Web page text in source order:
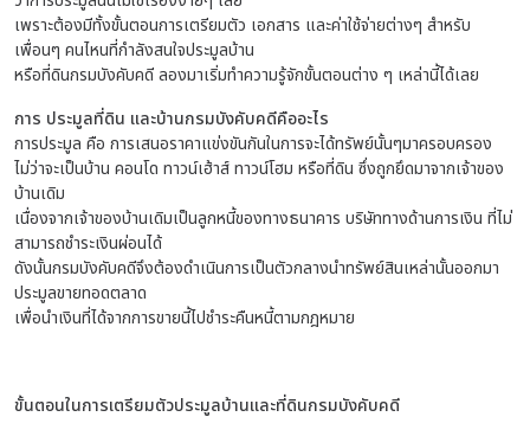
เพราะต้องมีทั้งขั้นตอนการเตรียมตัว เอกสาร และค่าใช้จ่ายต่างๆ สำหรับ
เพื่อนๆ คนไหนที่กำลังสนใจประมูลบ้าน
หรือที่ดินกรมบังคับคดี ลองมาเริ่มทำความรู้จักขั้นตอนต่าง ๆ เหล่านี้ได้เลย
การ ประมูลที่ดิน และบ้านกรมบังคับคดีคืออะไร
การประมูล คือ การเสนอราคาแข่งขันกันในการจะได้ทรัพย์นั้นๆมาครอบครอง
ไม่ว่าจะเป็นบ้าน คอนโด ทาวน์เฮ้าส์ ทาวน์โฮม หรือที่ดิน ซึ่งถูกยึดมาจากเจ้าของ
บ้านเดิม
เนื่องจากเจ้าของบ้านเดิมเป็นลูกหนี้ของทางธนาคาร บริษัททางด้านการเงิน ที่ไม่
สามารถชำระเงินผ่อนได้
ดังนั้นกรมบังคับคดีจึงต้องดำเนินการเป็นตัวกลางนำทรัพย์สินเหล่านั้นออกมา
ประมูลขายทอดตลาด
เพื่อนำเงินที่ได้จากการขายนี้ไปชำระคืนหนี้ตามกฎหมาย
ขั้นตอนในการเตรียมตัวประมูลบ้านและที่ดินกรมบังคับคดี